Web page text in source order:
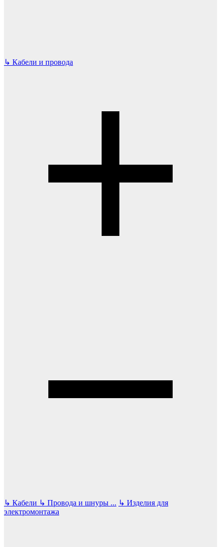
↳ Кабели и провода
↳ Кабели ↳ Провода и шнуры ... ↳ Изделия для
электромонтажа